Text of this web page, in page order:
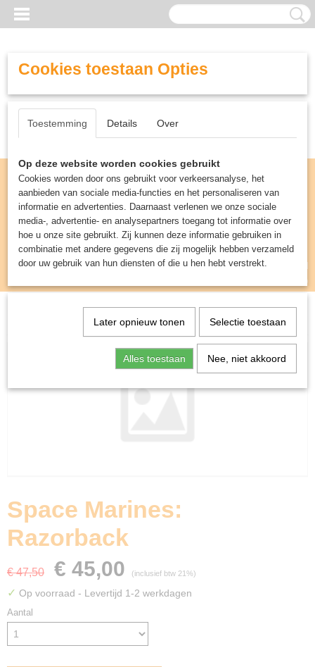
Inloggen Registreren
UW WINKELWAGEN
(0)
Miniature Gaming>Space Marines: Razorback
Space Marines:
Razorback
€ 47,50 € 45,00 (inclusief btw 21%)
✓ Op voorraad - Levertijd 1-2 werkdagen
Aantal
Cookies toestaan Opties
Toestemming Details Over
Op deze website worden cookies gebruikt
Cookies worden door ons gebruikt voor verkeersanalyse, het
aanbieden van sociale media-functies en het personaliseren van
informatie en advertenties. Daarnaast verlenen we onze sociale
media-, advertentie- en analysepartners toegang tot informatie over
hoe u onze site gebruikt. Zij kunnen deze informatie gebruiken in
combinatie met andere gegevens die zij mogelijk hebben verzameld
door uw gebruik van hun diensten of die u hen hebt verstrekt.
Later opnieuw tonen Selectie toestaan
Alles toestaan Nee, niet akkoord